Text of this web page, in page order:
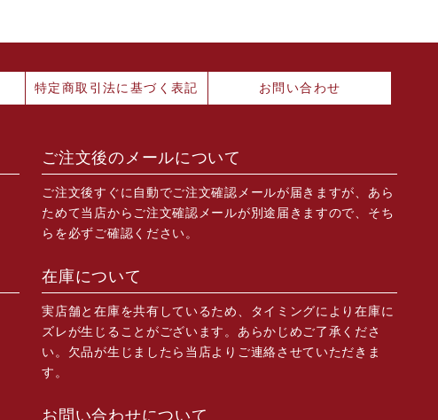
特定商取引法に基づく表記 お問い合わせ
ご注文後のメールについて
ご注文後すぐに自動でご注文確認メールが届きますが、あら
ためて当店からご注文確認メールが別途届きますので、そち
らを必ずご確認ください。
在庫について
実店舗と在庫を共有しているため、タイミングにより在庫に
ズレが生じることがございます。あらかじめご了承くださ
い。欠品が生じましたら当店よりご連絡させていただきま
す。
お問い合わせについて